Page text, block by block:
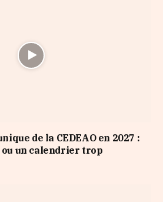
de la CEDEAO en 2027 :
un calendrier trop